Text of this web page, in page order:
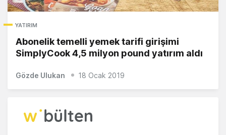
YATIRIM
Abonelik temelli yemek tarifi girişimi
SimplyCook 4,5 milyon pound yatırım aldı
Gözde Ulukan 18 Ocak 2019